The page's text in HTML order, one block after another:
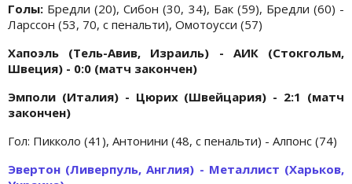
Голы: Бредли (20), Сибон (30, 34), Бак (59), Бредли (60) -
Ларссон (53, 70, с пенальти), Омотоусси (57)
Хапоэль (Тель-Авив, Израиль) - АИК (Стокгольм,
Швеция) - 0:0 (матч закончен)
Эмполи (Италия) - Цюрих (Швейцария) - 2:1 (матч
закончен)
Гол: Пикколо (41), Антонини (48, с пенальти) - Алпонс (74)
Эвертон (Ливерпуль, Англия) - Металлист (Харьков,